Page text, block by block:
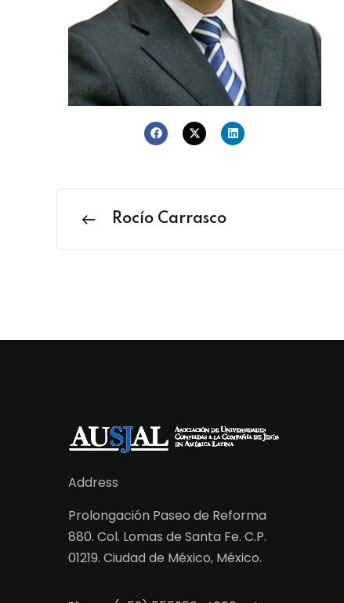
Rocío Carrasco
Address
Prolongación Paseo de Reforma
880. Col. Lomas de Santa Fe. C.P.
01219. Ciudad de México, México.